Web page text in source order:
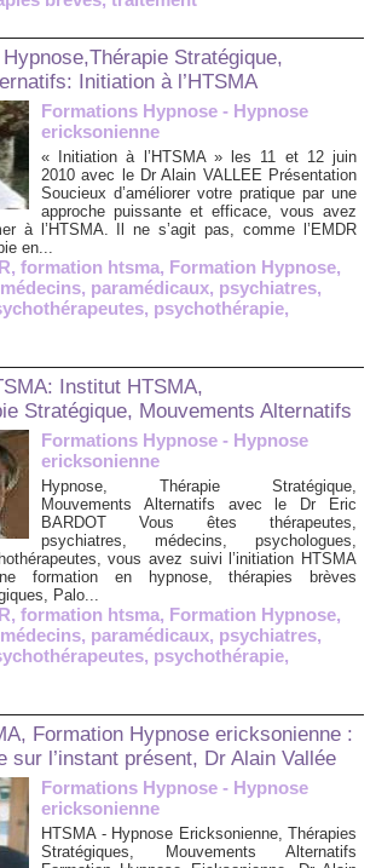
Stratégique,
Initiation à l’HTSMA
Formations Hypnose - Hypnose
ericksonienne
« Initiation à l’HTSMA » les 11 et 12 juin
2010 avec le Dr Alain VALLEE Présentation
Soucieux d’améliorer votre pratique par une
approche puissante et efficace, vous avez
à l’HTSMA. Il ne s’agit pas, comme l’EMDR
en...
, formation htsma, Formation Hypnose,
médecins, paramédicaux, psychiatres,
, psychothérapie,
Institut HTSMA,
Stratégique, Mouvements Alternatifs
Formations Hypnose - Hypnose
ericksonienne
Hypnose, Thérapie Stratégique,
Mouvements Alternatifs avec le Dr Eric
BARDOT Vous êtes thérapeutes,
psychiatres, médecins, psychologues,
vous avez suivi l’initiation HTSMA
formation en hypnose, thérapies brèves
Palo...
, formation htsma, Formation Hypnose,
médecins, paramédicaux, psychiatres,
, psychothérapie,
Formation Hypnose ericksonienne :
sur l’instant présent, Dr Alain Vallée
Formations Hypnose - Hypnose
ericksonienne
HTSMA - Hypnose Ericksonienne, Thérapies
Stratégiques, Mouvements Alternatifs